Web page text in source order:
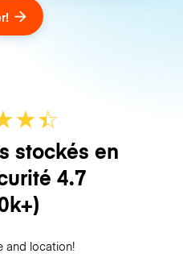
★☆
★
stockés en
4.7
and location!